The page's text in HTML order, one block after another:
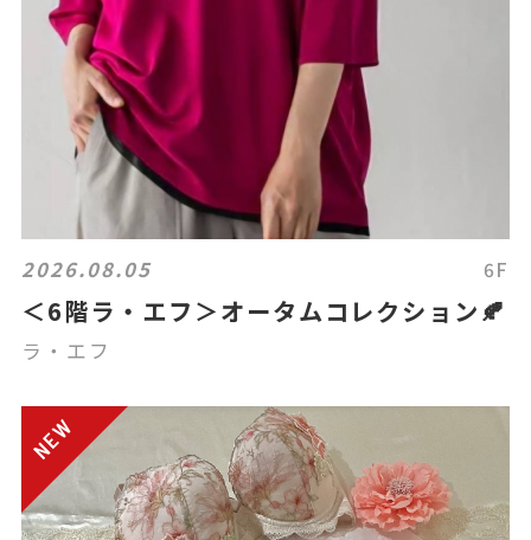
2026.08.05 6F
＜6階ラ・エフ＞オータムコレクション🍂
ラ・エフ